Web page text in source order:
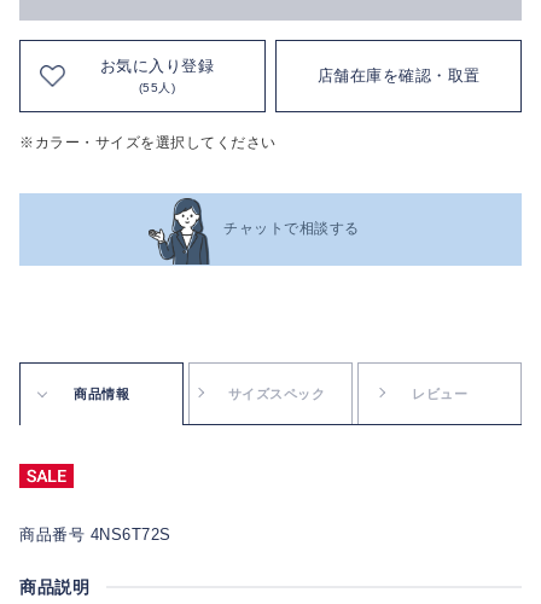
お気に入り登録
(55人)
店舗在庫を確認・取置
※カラー・サイズを選択してください
チャットで相談する
商品情報 サイズスペック レビュー
商品番号 4NS6T72S
商品説明